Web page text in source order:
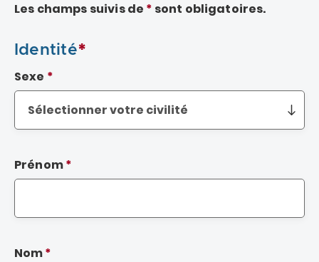
Les champs suivis de * sont obligatoires.
Identité*
Sexe
Prénom
Nom